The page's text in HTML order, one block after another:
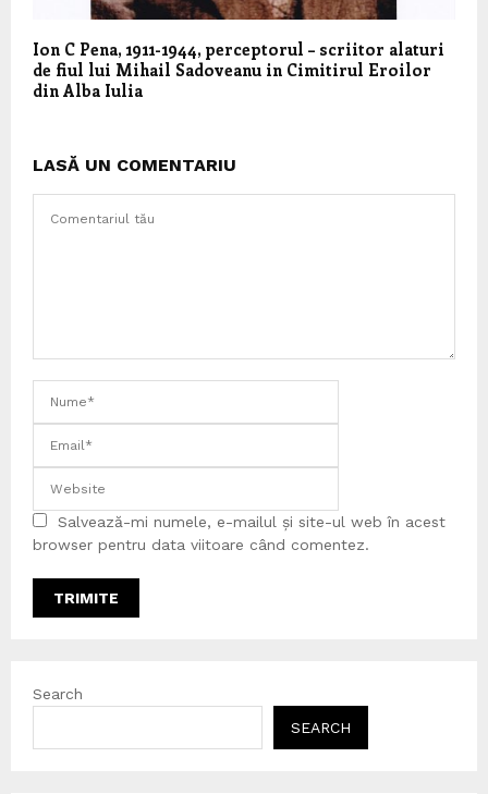
Ion C Pena, 1911-1944, perceptorul – scriitor alaturi
de fiul lui Mihail Sadoveanu in Cimitirul Eroilor
din Alba Iulia
LASĂ UN COMENTARIU
Salvează-mi numele, e-mailul și site-ul web în acest
browser pentru data viitoare când comentez.
Search
SEARCH